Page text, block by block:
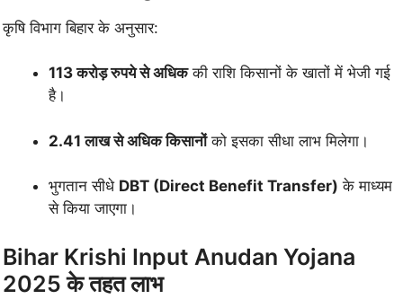
कृषि विभाग बिहार के अनुसार:
113 करोड़ रुपये से अधिककी राशि किसानों के खातों में भेजी गई
है।
2.41 लाख से अधिक किसानोंको इसका सीधा लाभ मिलेगा।
भुगतान सीधे DBT (Direct Benefit Transfer) के माध्यम
से किया जाएगा।
Bihar Krishi Input Anudan Yojana
2025 के तहत लाभ